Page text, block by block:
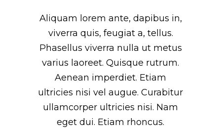
Aliquam lorem ante, dapibus in,
viverra quis, feugiat a, tellus.
Phasellus viverra nulla ut metus
varius laoreet. Quisque rutrum.
Aenean imperdiet. Etiam
ultricies nisi vel augue. Curabitur
ullamcorper ultricies nisi. Nam
eget dui. Etiam rhoncus.